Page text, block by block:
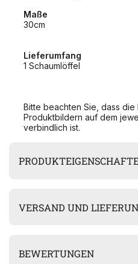
Maße
30cm
Lieferumfang
1 Schaumlöffel
Bitte beachten Sie, dass
Produktbildern auf dem
verbindlich ist.
VERSAND UND
BEWERTUNGEN